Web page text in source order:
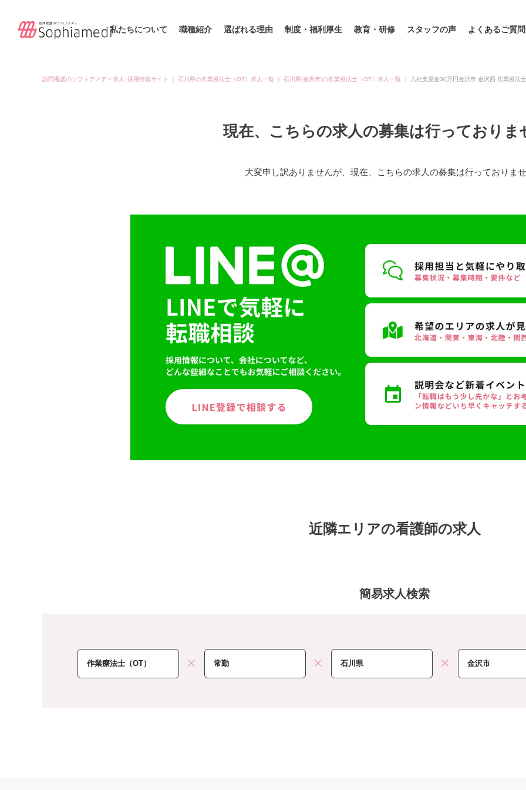
私たちについて 職種紹介 選ばれる理由 制度・福利厚生 教育・研修 スタッフの声 よくあるご質問
訪問看護のソフィアメディ求人･採用情報サイト 石川県の作業療法士（OT）求人一覧 石川県(金沢市)の作業療法士（OT）求人一覧 入社支度金30万円金沢市 金沢西 作業療法
現在、こちらの求人の募集は行っておりま
大変申し訳ありませんが、現在、こちらの求人の募集は行っておりま
近隣エリアの看護師の求人
簡易求人検索